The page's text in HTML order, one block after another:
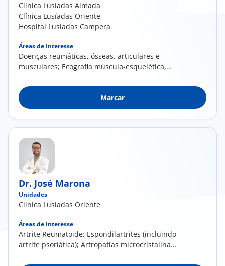
Clínica Lusíadas Almada
Clínica Lusíadas Oriente
Hospital Lusíadas Campera
Áreas de Interesse
Doenças reumáticas, ósseas, articulares e
musculares; Ecografia músculo-esquelética,
ecoguiados do adulto, idoso e criança
Marcar
Dr. José Marona
Unidades
Clínica Lusíadas Oriente
Áreas de Interesse
Artrite Reumatoide; Espondilartrites (incluindo
artrite psoriática); Artropatias microcristalinas